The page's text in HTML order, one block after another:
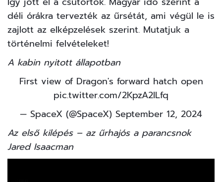
déli órákra tervezték az űrsétát, ami végül le is
zajlott az elképzelések szerint. Mutatjuk a
történelmi felvételeket!
A kabin nyitott állapotban
First view of Dragon's forward hatch open
pic.twitter.com/2KpzA2ILfq
— SpaceX (@SpaceX) September 12, 2024
Az első kilépés – az űrhajós a parancsnok
Jared Isaacman